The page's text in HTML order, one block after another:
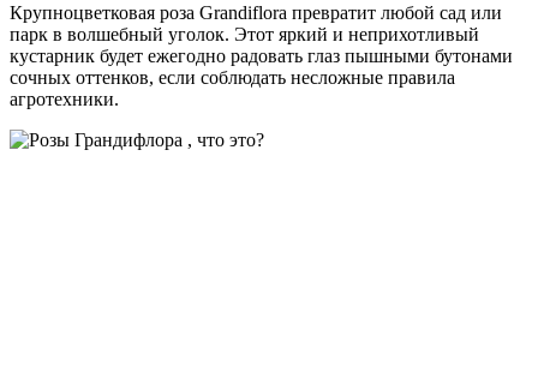
Крупноцветковая роза Grandiflora превратит любой сад или
парк в волшебный уголок. Этот яркий и неприхотливый
кустарник будет ежегодно радовать глаз пышными бутонами
сочных оттенков, если соблюдать несложные правила
агротехники.